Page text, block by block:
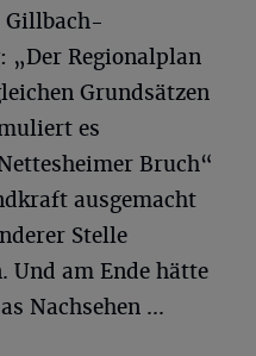
„Der Regionalplan
Grundsätzen
es
Bruch“
ausgemacht
Stelle
Und am Ende hätte
Nachsehen ...